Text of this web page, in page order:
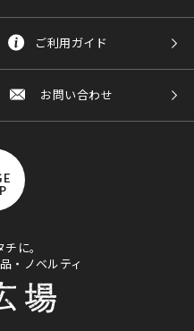
ご利用ガイド
お問い合わせ
に。
・ノベルティ